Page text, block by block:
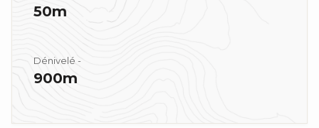
50m
Dénivelé -
900m